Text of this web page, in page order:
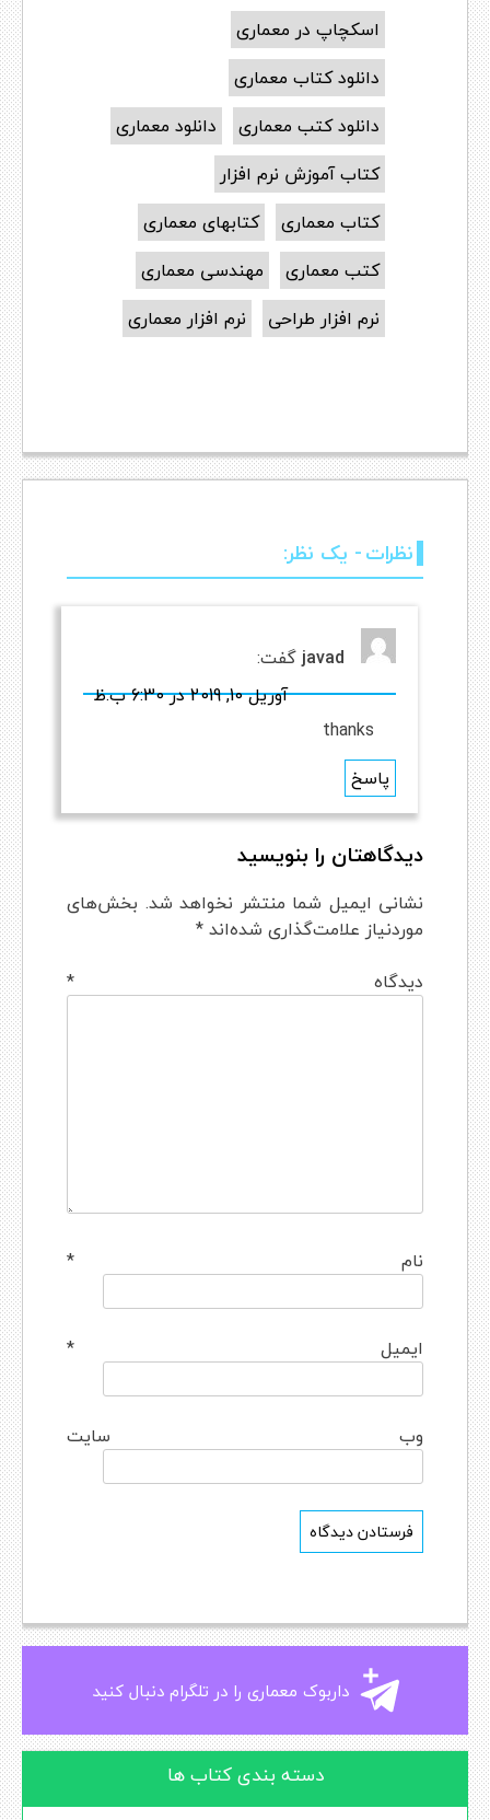
داربوک معماری را در تلگرام دنبال کنید
دسته بندی کتاب ها
اسکچاپ در معماری
دانلود کتاب معماری
دانلود کتب معماری
دانلود معماری
کتاب آموزش نرم افزار
کتاب معماری
کتابهای معماری
کتب معماری
مهندسی معماری
نرم افزار طراحی
نرم افزار معماری
نظرات- یک نظر:
javadگفت:
آوریل 10, 2019 در 6:30 ب.ظ
thanks
پاسخ
navigation
دیدگاهتان را بنویسید
نشانی ایمیل شما منتشر نخواهد شد. بخش‌های
موردنیاز علامت‌گذاری شده‌اند*
دیدگاه *
نام *
ایمیل *
وب‌ سایت